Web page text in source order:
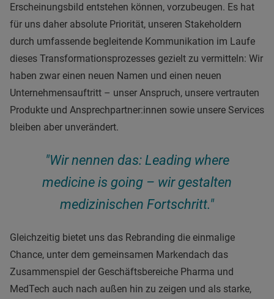
Erscheinungsbild entstehen können, vorzubeugen. Es hat
für uns daher absolute Priorität, unseren Stakeholdern
durch umfassende begleitende Kommunikation im Laufe
dieses Transformationsprozesses gezielt zu vermitteln: Wir
haben zwar einen neuen Namen und einen neuen
Unternehmensauftritt – unser Anspruch, unsere vertrauten
Produkte und Ansprechpartner:innen sowie unsere Services
bleiben aber unverändert.
"Wir nennen das: Leading where
medicine is going – wir gestalten
medizinischen Fortschritt."
Gleichzeitig bietet uns das Rebranding die einmalige
Chance, unter dem gemeinsamen Markendach das
Zusammenspiel der Geschäftsbereiche Pharma und
MedTech auch nach außen hin zu zeigen und als starke,